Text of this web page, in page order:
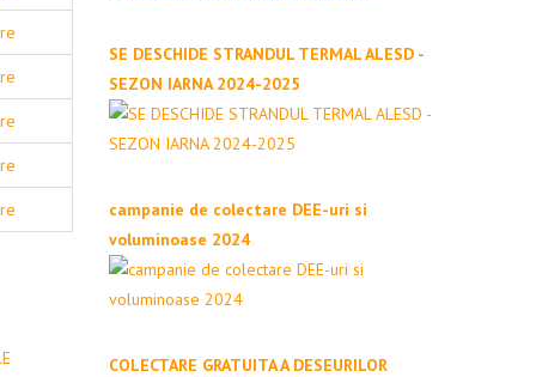
SE DESCHIDE STRANDUL TERMAL ALESD -
SEZON IARNA 2024-2025
campanie de colectare DEE-uri si
voluminoase 2024
COLECTARE GRATUITA A DESEURILOR